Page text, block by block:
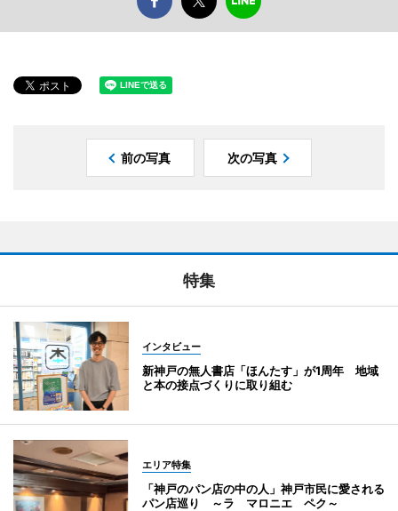
前の写真 次の写真
特集
インタビュー
新神戸の無人書店「ほんたす」が1周年 地域
と本の接点づくりに取り組む
エリア特集
「神戸のパン店の中の人」神戸市民に愛される
パン店巡り ～ラ マロニエ ペク～